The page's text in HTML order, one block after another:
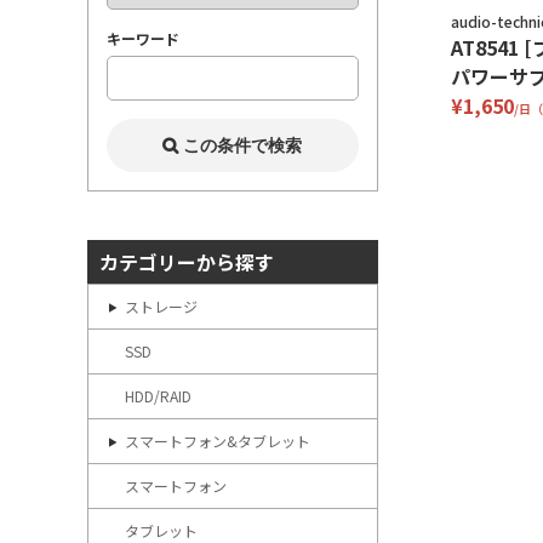
audio-
AT8541 [
パワーサ
¥1,650/日（
キーワード
カテゴリーから探す
ストレージ
SSD
HDD/RAID
スマートフォン&タブレット
スマートフォン
タブレット